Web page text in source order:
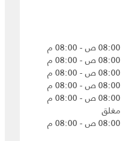
08:00 ص - 08:00 م
08:00 ص - 08:00 م
08:00 ص - 08:00 م
08:00 ص - 08:00 م
08:00 ص - 08:00 م
مغلق
08:00 ص - 08:00 م